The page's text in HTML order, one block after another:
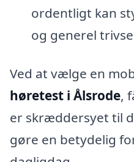
ordentligt kan
og generel
Ved at vælge en
høretest i Ålsrode,
er skræddersyet til
gøre en betydelig